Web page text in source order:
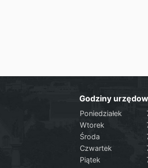
Godziny
Poniedziałek
Wtorek
Środa
Czwartek
Piątek